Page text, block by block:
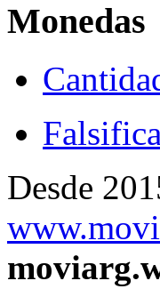
Monedas
Desde